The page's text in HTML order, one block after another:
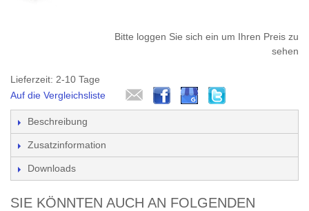
Bitte loggen Sie sich ein um Ihren Preis zu
sehen
Lieferzeit: 2-10 Tage
Auf die Vergleichsliste
Beschreibung
Zusatzinformation
Downloads
SIE KÖNNTEN AUCH AN FOLGENDEN